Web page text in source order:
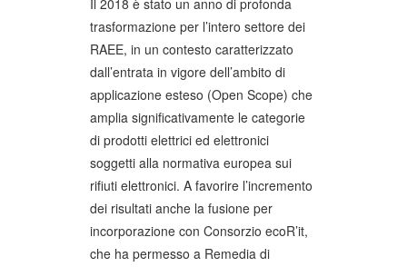
Il 2018 è stato un anno di profonda
trasformazione per l’intero settore dei
RAEE, in un contesto caratterizzato
dall’entrata in vigore dell’ambito di
applicazione esteso (Open Scope) che
amplia significativamente le categorie
di prodotti elettrici ed elettronici
soggetti alla normativa europea sui
rifiuti elettronici. A favorire l’incremento
dei risultati anche la fusione per
incorporazione con Consorzio ecoR’it,
che ha permesso a Remedia di